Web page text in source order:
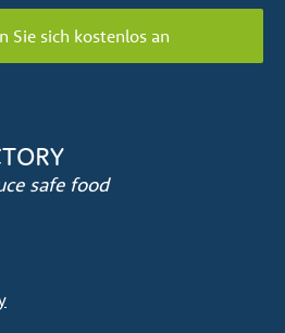
safe food
Sie sich kostenlos an